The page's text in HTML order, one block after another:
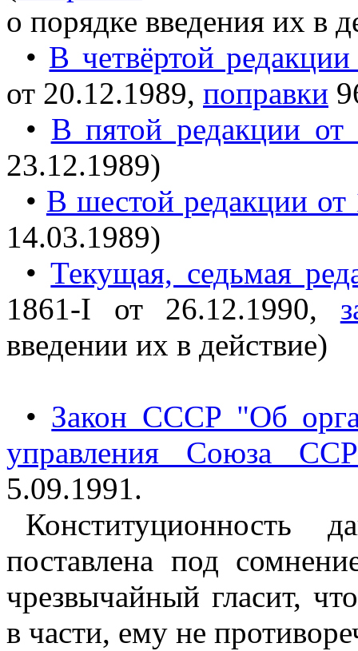
о порядке введения их в
• В четвёртой
от 20.12.1989, поправки
• В пятой редакции от
23.12.1989)
• В шестой редакции от
14.03.1989)
•Текущая, седьмая
1861-I от 26.12.1990,
введении их в действие)
• Закон СССР "Об
управления Союза
5.09.1991.
Конституционность
поставлена под
чрезвычайный гласит,
в части, ему не